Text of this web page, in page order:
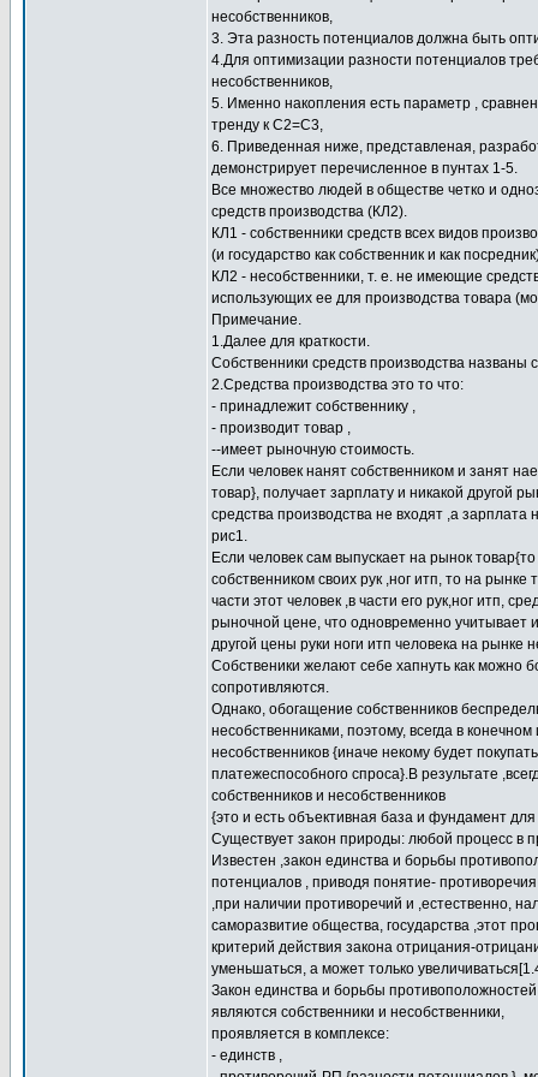
несобственников,
3. Эта разность потенциалов должна быть
4.Для оптимизации разности потенциалов
несобственников,
5. Именно накопления есть параметр ,
тренду к С2=С3,
6. Приведенная ниже, представленая,
демонстрирует перечисленное в пунтах 1-5.
Все множество людей в обществе четко и
средств производства (КЛ2).
КЛ1 - собственники средств всех видов
(и государство как собственник и как
КЛ2 - несобственники, т. е. не имеющие
использующих ее для производства товара
Примечание.
1.Далее для краткости.
Собственники средств производства названы
2.Средства производства это то что:
- принадлежит собственнику ,
- производит товар ,
--имеет рыночную стоимость.
Если человек нанят собственником и занят
товар}, получает зарплату и никакой другой
средства производства не входят ,а
рис1.
Если человек сам выпускает на рынок
собственником своих рук ,ног итп, то на
части этот человек ,в части его рук,ног итп,
рыночной цене, что одновременно учитывает
другой цены руки ноги итп человека на рынке
Собственики желают себе хапнуть как можно
сопротивляются.
Однако, обогащение собственников
несобственниками, поэтому, всегда в
несобственников {иначе некому будет
платежеспособного спроса}.В результате
собственников и несобственников
{это и есть объективная база и фундамент
Существует закон природы: любой процесс в
Известен ,закон единства и борьбы
потенциалов , приводя понятие-
,при наличии противоречий и ,естественно,
саморазвитие общества, государства ,этот
критерий действия закона отрицания-
уменьшаться, а может только
Закон единства и борьбы
являются собственники и несобственники,
проявляется в комплексе:
- единств ,